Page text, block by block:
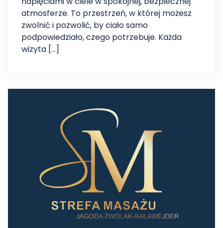
atmosferze. To przestrzeń, w której możesz
zwolnić i pozwolić, by ciało samo
podpowiedziało, czego potrzebuje. Każda
wizyta […]